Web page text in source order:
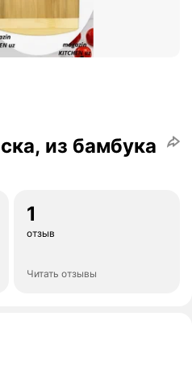
из бамбука
1
отзыв
Читать отзывы